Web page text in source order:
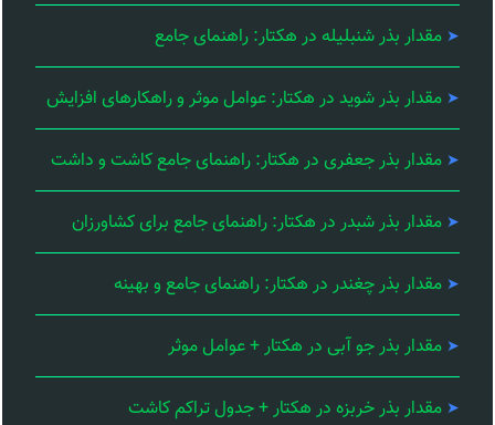
مقدار بذر شنبلیله در هکتار: راهنمای جامع
مقدار بذر شوید در هکتار: عوامل موثر و راهکارهای افزایش
مقدار بذر جعفری در هکتار: راهنمای جامع کاشت و داشت
مقدار بذر شبدر در هکتار: راهنمای جامع برای کشاورزان
مقدار بذر چغندر در هکتار: راهنمای جامع و بهینه
مقدار بذر جو آبی در هکتار + عوامل موثر
مقدار بذر خربزه در هکتار + جدول تراکم کاشت